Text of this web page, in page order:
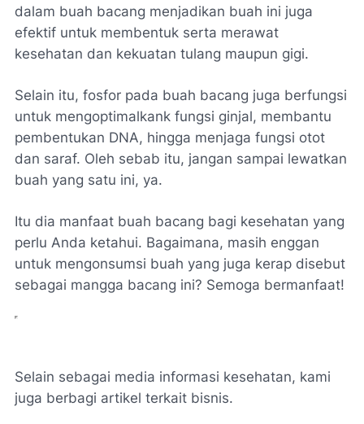
dalam buah bacang menjadikan buah ini juga
efektif untuk membentuk serta merawat
kesehatan dan kekuatan tulang maupun gigi.
Selain itu, fosfor pada buah bacang juga berfungsi
untuk mengoptimalkank fungsi ginjal, membantu
pembentukan DNA, hingga menjaga fungsi otot
dan saraf. Oleh sebab itu, jangan sampai lewatkan
buah yang satu ini, ya.
Itu dia manfaat buah bacang bagi kesehatan yang
perlu Anda ketahui. Bagaimana, masih enggan
untuk mengonsumsi buah yang juga kerap disebut
sebagai mangga bacang ini? Semoga bermanfaat!
Selain sebagai media informasi kesehatan, kami
juga berbagi artikel terkait bisnis.